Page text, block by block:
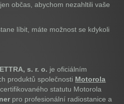
občas, abychom nezahltili vaše
líbit, máte možnost se kdykoli
s. r. o. je oficiálním
produktů společnosti Motorola
statutu Motorola
pro profesionální radiostanice a